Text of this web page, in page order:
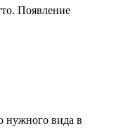
Появление
нужного вида в